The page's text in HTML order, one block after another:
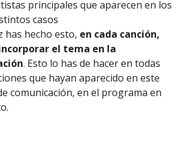
principales que aparecen en los
casos
has hecho esto, en cada canción,
el tema en la
. Esto lo has de hacer en todas
que hayan aparecido en este
comunicación, en el programa en